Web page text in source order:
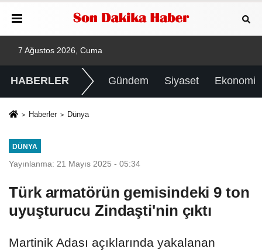
7 Ağustos 2026, Cuma
HABERLER Gündem Siyaset Ekonomi
Haberler Dünya
DÜNYA
Yayınlanma: 21 Mayıs 2025 - 05:34
Türk armatörün gemisindeki 9 ton
uyuşturucu Zindaşti'nin çıktı
Martinik Adası açıklarında yakalanan